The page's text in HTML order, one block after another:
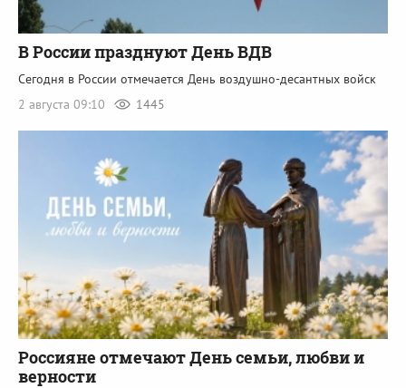
В России празднуют День ВДВ
Сегодня в России отмечается День воздушно-десантных войск
2 августа 09:10
1445
Россияне отмечают День семьи, любви и
верности